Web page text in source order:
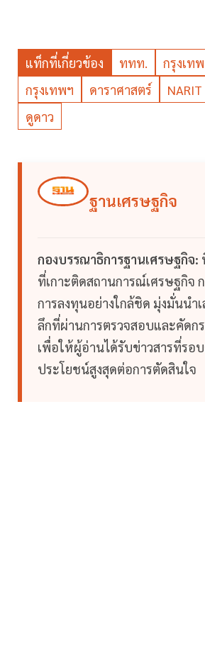
แท็กที่เกี่ยวข้อง ททท.
กรุงเท
กรุงเทพฯ
ดาราศาสตร์ NARIT
ดูดาว
ฐานเศรษฐกิจ
กองบรรณาธิการฐานเศรษฐกิจ:
ที่เกาะติดสถานการณ์เศรษฐกิจ
การลงทุนอย่างใกล้ชิด มุ่งมั่นนำ
ลึกที่ผ่านการตรวจสอบและคัดก
เพื่อให้ผู้อ่านได้รับข่าวสารที่รอ
ประโยชน์สูงสุดต่อการตัดสินใจ